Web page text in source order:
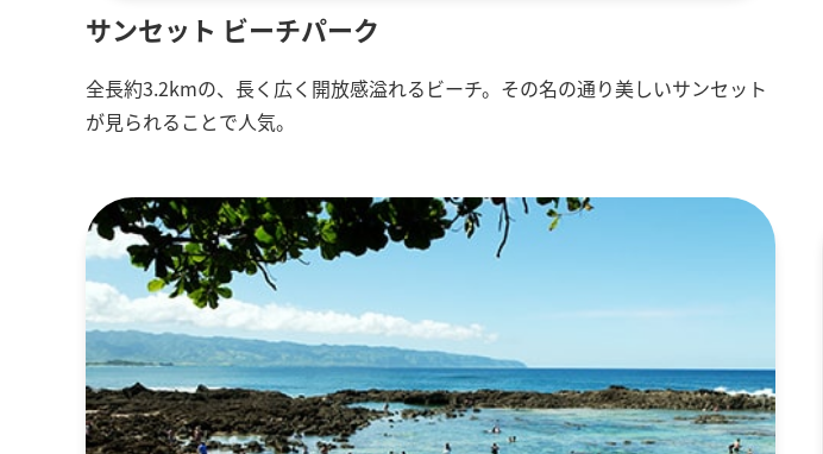
サンセット ビーチパーク
全長約3.2kmの、長く広く開放感溢れるビーチ。その名の通り美しいサンセット
が見られることで人気。